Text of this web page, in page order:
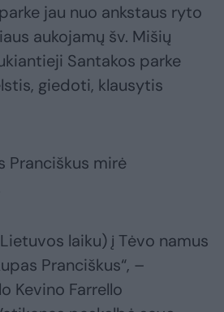
jau nuo ankstaus ryto
aukojamų šv. Mišių
Santakos parke
giedoti, klausytis
Pranciškus mirė
laiku) į Tėvo namus
Pranciškus“, –
Kevino Farrello